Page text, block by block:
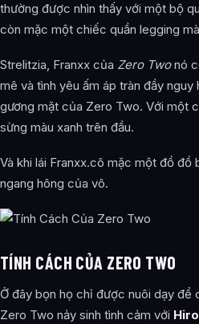
thường được nhìn thấy với một bộ
còn mặc một chiếc quần legging
Strelitzia, Franxx của Zero Twonó
mê và tình yêu ấm áp tràn đầy
gương mặt của Zero Two. Với một
sừng màu xanh trên đầu.
Và khi lái Franxx.cô mặc một đồ đồ
ngang hông của vô.
TÍNH CÁCH CỦA ZERO TWO
Ở đây bọn họ chỉ được nuôi dạy để
Zero Two nảy sinh tình cảm với Hiro